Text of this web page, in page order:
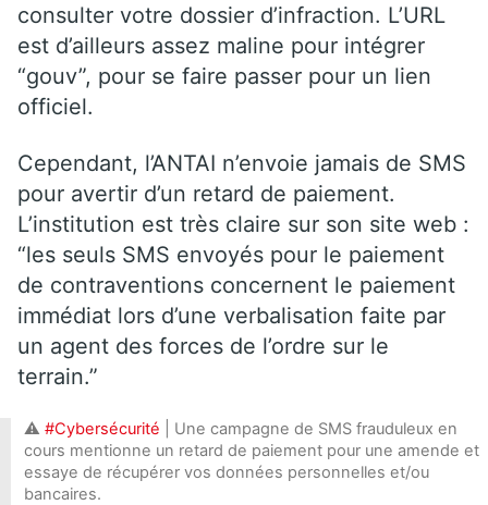
consulter votre dossier d’infraction. L’URL
est d’ailleurs assez maline pour intégrer
“gouv”, pour se faire passer pour un lien
officiel.
Cependant, l’ANTAI n’envoie jamais de SMS
pour avertir d’un retard de paiement.
L’institution est très claire sur son site web :
“les seuls SMS envoyés pour le paiement
de contraventions concernent le paiement
immédiat lors d’une verbalisation faite par
un agent des forces de l’ordre sur le
terrain.”
⚠️ #Cybersécurité | Une campagne de SMS frauduleux en
cours mentionne un retard de paiement pour une amende et
essaye de récupérer vos données personnelles et/ou
bancaires.